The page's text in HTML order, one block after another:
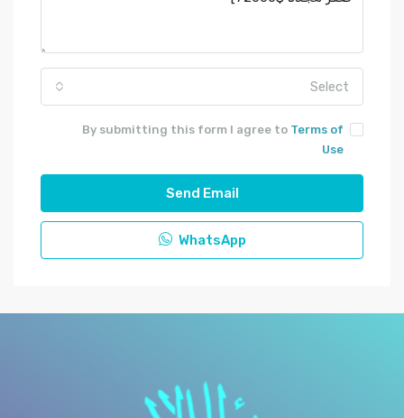
Select
By submitting this form I agree to Terms of
Use
Send Email
WhatsApp